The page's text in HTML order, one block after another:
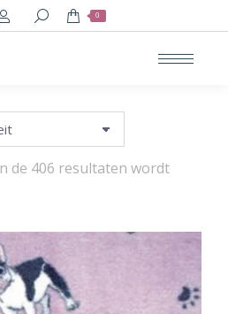
Search: 0
de 406 resultaten wordt